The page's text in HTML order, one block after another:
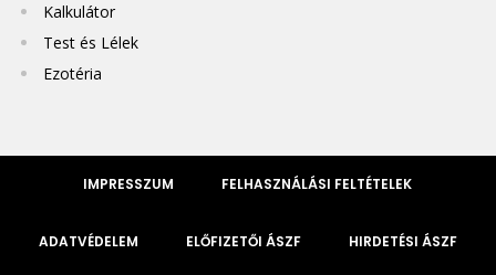
Kalkulátor
Test és Lélek
Ezotéria
IMPRESSZUM FELHASZNÁLÁSI FELTÉTELEK
ADATVÉDELEM ELŐFIZETŐI ÁSZF HIRDETÉSI ÁSZF